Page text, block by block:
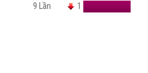
9 Lần 1